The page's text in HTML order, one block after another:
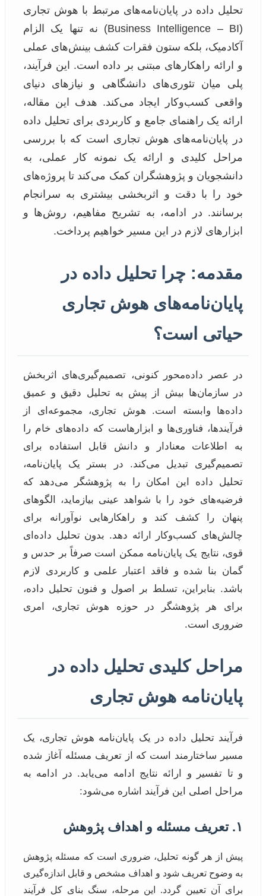
تحلیل داده در پایان‌نامه‌های مرتبط با هوش تجاری
(Business Intelligence – BI) نه تنها یک الزام
آکادمیک، بلکه ستون فقرات کشف بینش‌های عملی
و ارائه راهکارهای مبتنی بر داده است. این فرآیند،
پلی میان تئوری‌های دانشگاهی و نیازهای دنیای
واقعی کسب‌وکار ایجاد می‌کند. هدف این مقاله،
ارائه یک راهنمای جامع و کاربردی برای تحلیل داده
در پایان‌نامه‌های هوش تجاری است که با بررسی
مراحل کلیدی و ارائه یک نمونه کار عملی، به
دانشجویان و پژوهشگران کمک می‌کند تا پروژه‌های
خود را با دقت و اثربخشی بیشتری به سرانجام
برسانند. در ادامه، به تشریح مفاهیم، روش‌ها و
ابزارهای لازم در این مسیر خواهیم پرداخت.
مقدمه: چرا تحلیل داده در
پایان‌نامه‌های هوش تجاری
حیاتی است؟
در عصر داده‌محور کنونی، تصمیم‌گیری‌های اثربخش
در سازمان‌ها بیش از پیش به تحلیل دقیق و عمیق
داده‌ها وابسته است. هوش تجاری، مجموعه‌ای از
فرآیندها، فناوری‌ها و ابزارهاست که داده‌های خام را
به اطلاعات معنادار و دانش قابل استفاده برای
تصمیم‌گیری تبدیل می‌کند. در بستر یک پایان‌نامه،
تحلیل داده این امکان را به پژوهشگر می‌دهد که
فرضیه‌های خود را با شواهد عینی بیازماید، الگوهای
پنهان را کشف کند و راهکارهایی نوآورانه برای
چالش‌های کسب‌وکار ارائه دهد. بدون تحلیل داده‌ای
قوی، نتایج یک پایان‌نامه ممکن است صرفاً بر حدس و
گمان بنا شده و فاقد اعتبار علمی و کاربردی لازم
باشد. بنابراین، تسلط بر اصول و فنون تحلیل داده،
برای هر پژوهشگر در حوزه هوش تجاری، امری
ضروری است.
مراحل کلیدی تحلیل داده در
پایان‌نامه هوش تجاری
فرآیند تحلیل داده در یک پایان‌نامه هوش تجاری، یک
مسیر ساختارمند است که از تعریف مسئله آغاز شده
و تا تفسیر و ارائه نتایج ادامه می‌یابد. در ادامه به
مراحل اصلی این فرآیند اشاره می‌شود:
۱. تعریف مسئله و اهداف پژوهش
پیش از هر گونه تحلیل، ضروری است که مسئله پژوهش
به وضوح تعریف شود و اهداف مشخص و قابل اندازه‌گیری
برای آن تعیین گردد. این مرحله، سنگ بنای کل فرآیند